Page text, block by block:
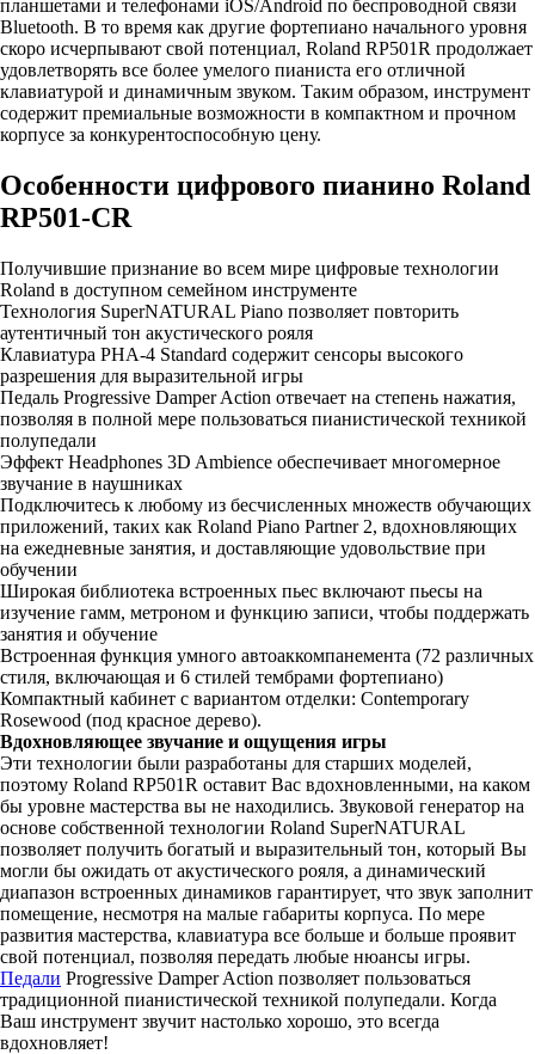
планшетами и телефонами iOS/Android по беспроводной связи
Bluetooth. В то время как другие фортепиано начального уровня
скоро исчерпывают свой потенциал, Roland RP501R продолжает
удовлетворять все более умелого пианиста его отличной
клавиатурой и динамичным звуком. Таким образом, инструмент
содержит премиальные возможности в компактном и прочном
корпусе за конкурентоспособную цену.
Особенности цифрового пианино Roland
RP501-CR
Получившие признание во всем мире цифровые технологии
Roland в доступном семейном инструменте
Технология SuperNATURAL Piano позволяет повторить
аутентичный тон акустического рояля
Клавиатура PHA-4 Standard содержит сенсоры высокого
разрешения для выразительной игры
Педаль Progressive Damper Action отвечает на степень нажатия,
позволяя в полной мере пользоваться пианистической техникой
полупедали
Эффект Headphones 3D Ambience обеспечивает многомерное
звучание в наушниках
Подключитесь к любому из бесчисленных множеств обучающих
приложений, таких как Roland Piano Partner 2, вдохновляющих
на ежедневные занятия, и доставляющие удовольствие при
обучении
Широкая библиотека встроенных пьес включают пьесы на
изучение гамм, метроном и функцию записи, чтобы поддержать
занятия и обучение
Встроенная функция умного автоаккомпанемента (72 различных
стиля, включающая и 6 стилей тембрами фортепиано)
Компактный кабинет с вариантом отделки: Contemporary
Rosewood (под красное дерево).
Вдохновляющее звучание и ощущения игры
Эти технологии были разработаны для старших моделей,
поэтому Roland RP501R оставит Вас вдохновленными, на каком
бы уровне мастерства вы не находились. Звуковой генератор на
основе собственной технологии Roland SuperNATURAL
позволяет получить богатый и выразительный тон, который Вы
могли бы ожидать от акустического рояля, а динамический
диапазон встроенных динамиков гарантирует, что звук заполнит
помещение, несмотря на малые габариты корпуса. По мере
развития мастерства, клавиатура все больше и больше проявит
свой потенциал, позволяя передать любые нюансы игры.
Педали Progressive Damper Action позволяет пользоваться
традиционной пианистической техникой полупедали. Когда
Ваш инструмент звучит настолько хорошо, это всегда
вдохновляет!